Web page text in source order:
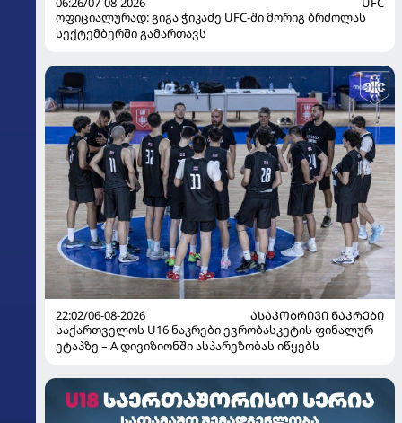
ოფიციალურად: გიგა ჭიკაძე UFC-ში მორიგ ბრძოლას
სექტემბერში გამართავს
22:02/06-08-2026
ᲐᲡᲐᲙᲝᲑᲠᲘᲕᲘ ᲜᲐᲙᲠᲔᲑᲘ
საქართველოს U16 ნაკრები ევრობასკეტის ფინალურ
ეტაპზე – A დივიზიონში ასპარეზობას იწყებს